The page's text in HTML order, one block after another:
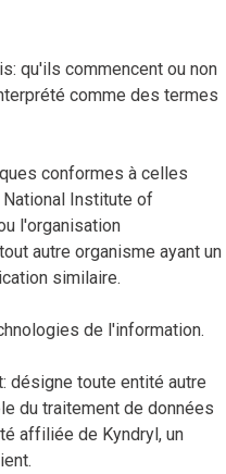
qu'ils commencent ou non
comme des termes
conformes à celles
Institute of
l'organisation
autre organisme ayant un
similaire.
de l'information.
désigne toute entité autre
du traitement de données
affiliée de Kyndryl, un